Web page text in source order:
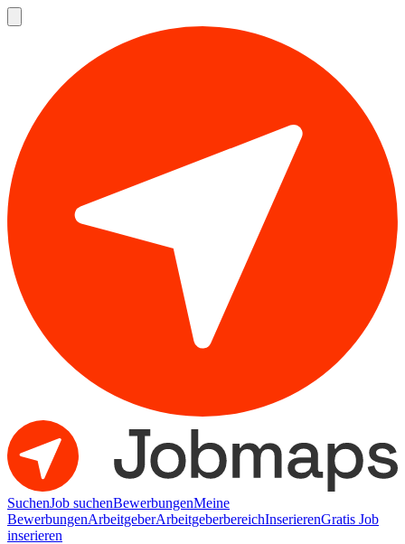
SuchenJob suchenBewerbungenMeine
BewerbungenArbeitgeberArbeitgeberbereichInserierenGratis Job
inserieren